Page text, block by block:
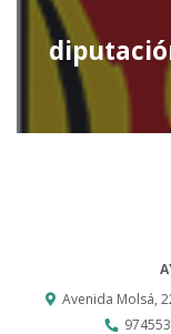
Avenida Molsá,